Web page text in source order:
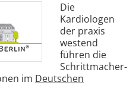
Die
Kardiologen
der praxis
westend
führen die
Schrittmacher-
im Deutschen